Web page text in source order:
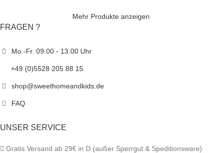
Mehr Produkte anzeigen
FRAGEN ?
Mo.-Fr. 09.00 - 13.00 Uhr
+49 (0)5528 205 88 15
shop@sweethomeandkids.de
FAQ
UNSER SERVICE
Gratis Versand ab 29€ in D (außer Sperrgut & Speditionsware)